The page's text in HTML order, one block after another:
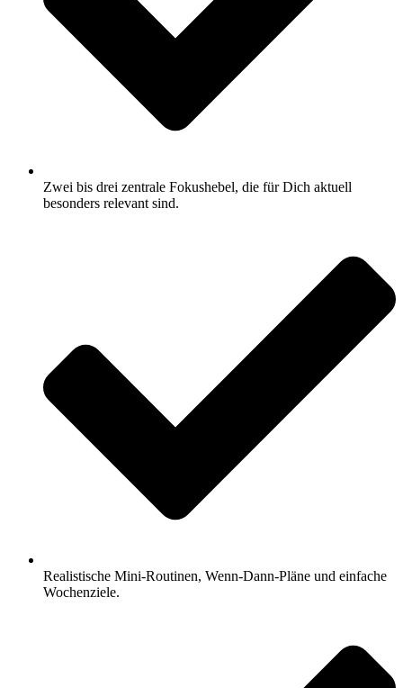
Zwei bis drei zentrale Fokushebel, die für Dich aktuell
besonders relevant sind.
Realistische Mini-Routinen, Wenn-Dann-Pläne und einfache
Wochenziele.